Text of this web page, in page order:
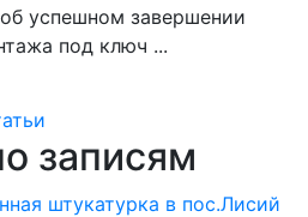
успешном завершении
под ключ ...
записям
штукатурка в пос.Лисий